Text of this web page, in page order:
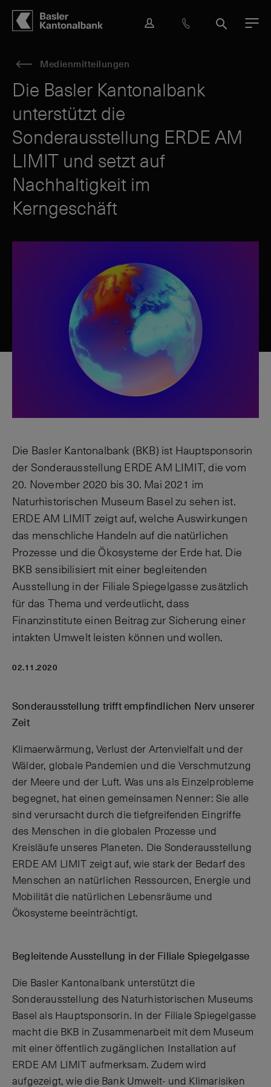
Hauptbereich
Inhalt
navigation
Suche
M
L
H
&
n
S
Medienmitteilungen
Die Basler Kantonalbank
unterstützt die
Sonderausstellung ERDE AM
LIMIT und setzt auf
Nachhaltigkeit im
Kerngeschäft
Die Basler Kantonalbank (BKB) ist Hauptsponsorin
der Sonderausstellung ERDE AM LIMIT, die vom
20. November 2020 bis 30. Mai 2021 im
Naturhistorischen Museum Basel zu sehen ist.
ERDE AM LIMIT zeigt auf, welche Auswirkungen
das menschliche Handeln auf die natürlichen
Prozesse und die Ökosysteme der Erde hat. Die
BKB sensibilisiert mit einer begleitenden
Ausstellung in der Filiale Spiegelgasse zusätzlich
für das Thema und verdeutlicht, dass
Finanzinstitute einen Beitrag zur Sicherung einer
intakten Umwelt leisten können und wollen.
02.11.2020
Sonderausstellung trifft empfindlichen Nerv unserer
Zeit
Klimaerwärmung, Verlust der Artenvielfalt und der
Wälder, globale Pandemien und die Verschmutzung
der Meere und der Luft. Was uns als Einzelprobleme
begegnet, hat einen gemeinsamen Nenner: Sie alle
sind verursacht durch die tiefgreifenden Eingriffe
des Menschen in die globalen Prozesse und
Kreisläufe unseres Planeten. Die Sonderausstellung
ERDE AM LIMIT zeigt auf, wie stark der Bedarf des
Menschen an natürlichen Ressourcen, Energie und
Mobilität die natürlichen Lebensräume und
Ökosysteme beeinträchtigt.
Begleitende Ausstellung in der Filiale Spiegelgasse
Die Basler Kantonalbank unterstützt die
Sonderausstellung des Naturhistorischen Museums
Basel als Hauptsponsorin. In der Filiale Spiegelgasse
macht die BKB in Zusammenarbeit mit dem Museum
mit einer öffentlich zugänglichen Installation auf
ERDE AM LIMIT aufmerksam. Zudem wird
aufgezeigt, wie die Bank Umwelt- und Klimarisiken